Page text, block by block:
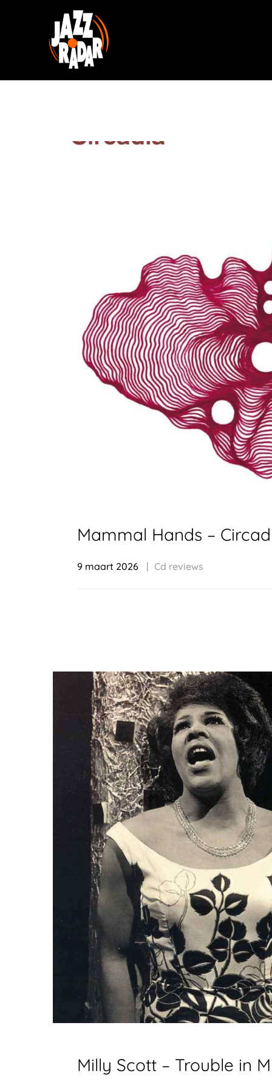
Mammal Hands –
9 maart 2026 Cd reviews
Milly Scott – Trouble in